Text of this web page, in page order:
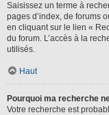
Saisissez un terme à
pages d’index, de forums
en cliquant sur le lien «
du forum. L’accès à la
utilisés.
Haut
Pourquoi ma recherche
Votre recherche est